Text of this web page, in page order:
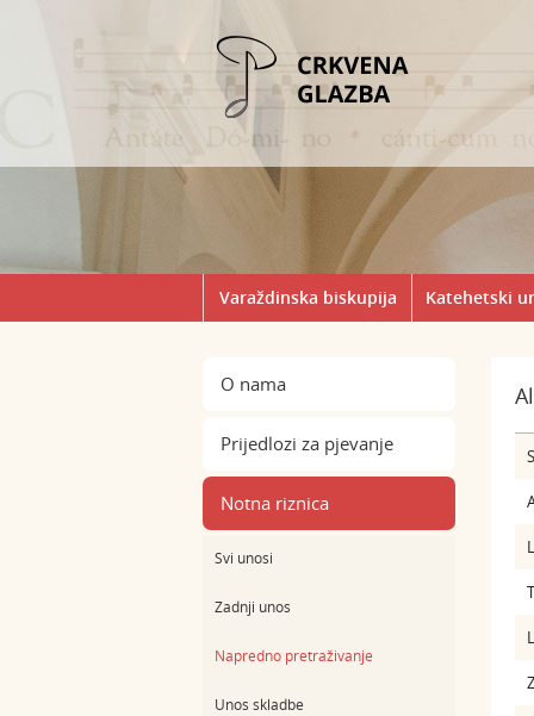
Varaždinska biskupija Katehetski
O nama
Prijedlozi za pjevanje
Notna riznica
Svi unosi
Zadnji unos
Napredno pretraživanje
Unos skladbe